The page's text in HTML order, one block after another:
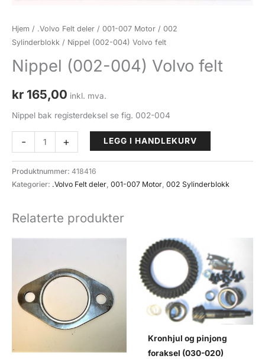
Hjem / .Volvo Felt deler / 001-007 Motor / 002
Sylinderblokk / Nippel (002-004) Volvo felt
Nippel (002-004) Volvo felt
kr 165,00 inkl. mva.
Nippel bak registerdeksel se fig. 002-004
-
(002-
004)
Volvo
antall
+ LEGG I HANDLEKURV
Produktnummer: 418416
Kategorier: .Volvo Felt deler 001-007 Motor 002 Sylinderblokk
Relaterte produkter
Kronhjul og pinjong
foraksel (030-020)